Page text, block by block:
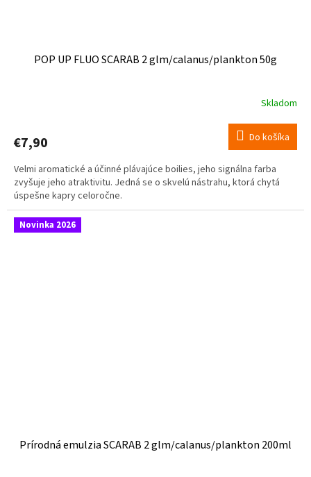
POP UP FLUO SCARAB 2 glm/calanus/plankton 50g
Skladom
€7,90 Do košíka
Velmi aromatické a účinné plávajúce boilies, jeho signálna farba
zvyšuje jeho atraktivitu. Jedná se o skvelú nástrahu, ktorá chytá
úspešne kapry celoročne.
Novinka 2026
Prírodná emulzia SCARAB 2 glm/calanus/plankton 200ml